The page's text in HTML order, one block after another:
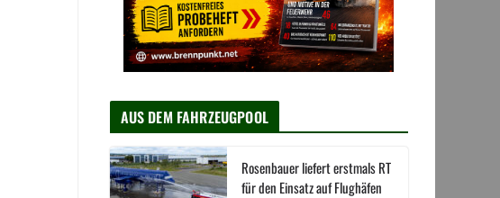
AUS DEM FAHRZEUGPOOL
Rosenbauer liefert erstmals RT
für den Einsatz auf Flughäfen